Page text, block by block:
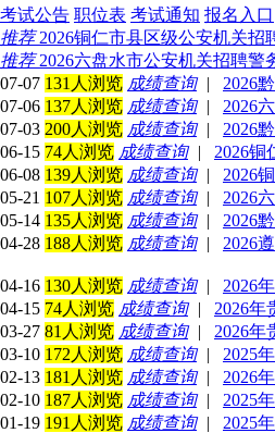
考试公告 职位表 考试通知 报名入口
推荐2026铜仁市县区级公安机关招
推荐2026六盘水市公安机关招聘警
07-07 131人浏览 成绩查询|
2026
07-06 137人浏览 成绩查询|
2026
07-03 200人浏览 成绩查询|
2026
06-15 74人浏览 成绩查询|
2026铜
06-08 139人浏览 成绩查询|
2026
05-21 107人浏览 成绩查询|
2026
05-14 135人浏览 成绩查询|
2026
04-28 188人浏览 成绩查询| 2026
04-16 130人浏览 成绩查询|
2026
04-15 74人浏览 成绩查询|
2026年
03-27 81人浏览 成绩查询|
2026年
03-10 172人浏览 成绩查询|
2025
02-13 181人浏览 成绩查询|
2026
02-10 187人浏览 成绩查询|
2025
01-19 191人浏览 成绩查询|
2025